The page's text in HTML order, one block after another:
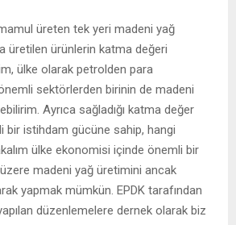
üreten tek yeri madeni yağ
üretilen ürünlerin katma değeri
ülke olarak petrolden para
sektörlerden birinin de madeni
Ayrıca sağladığı katma değer
bir istihdam gücüne sahip, hangi
ülke ekonomisi içinde önemli bir
madeni yağ üretimini ancak
yapmak mümkün. EPDK tarafından
düzenlemelere dernek olarak biz